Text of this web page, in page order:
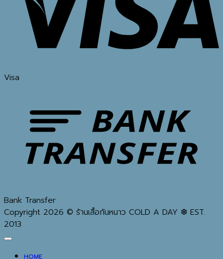
Visa
Bank Transfer
Copyright 2026 © ร้านเสื้อกันหนาว COLD A DAY ❆ EST.
2013
HOME